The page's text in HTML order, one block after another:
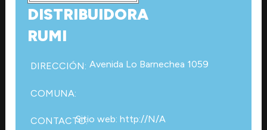
DISTRIBUIDORA
RUMI
DIRECCIÓN: Avenida Lo Barnechea 1059
COMUNA:
CONTACTO:Sitio web: http://N/A